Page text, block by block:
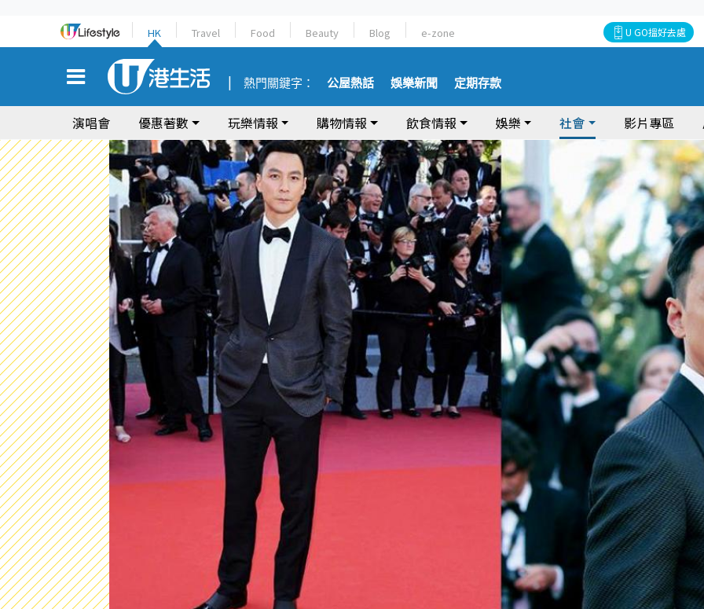
HK Travel Food Beauty Blog e-zone U GO搵好去處
熱門關鍵字： 公屋熱話 娛樂新聞 定期存款
演唱會 優惠著數 玩樂情報 購物情報 飲食情報 娛樂 社會 影片專區